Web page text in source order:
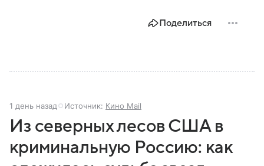
Поделиться
1 день назад Источник: Кино Mail
Из северных лесов США в
криминальную Россию: как